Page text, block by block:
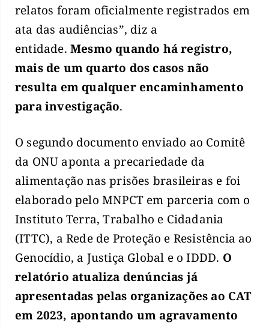
relatos foram oficialmente registrados em
ata das audiências”, diz a
entidade. Mesmo quando há registro,
mais de um quarto dos casos não
resulta em qualquer encaminhamento
para investigação.
O segundo documento enviado ao Comitê
da ONU aponta a precariedade da
alimentação nas prisões brasileiras e foi
elaborado pelo MNPCT em parceria com o
Instituto Terra, Trabalho e Cidadania
(ITTC), a Rede de Proteção e Resistência ao
Genocídio, a Justiça Global e o IDDD. O
relatório atualiza denúncias já
apresentadas pelas organizações ao CAT
em 2023, apontando um agravamento